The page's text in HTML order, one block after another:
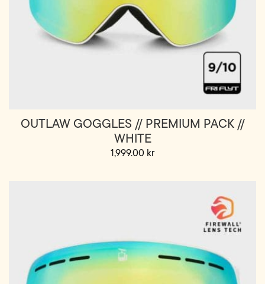
OUTLAW GOGGLES // PREMIUM PACK //
WHITE
1,999.00 kr